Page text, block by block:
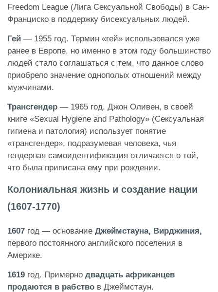
Freedom League (Лига Сексуальной Свободы) в Сан-
Франциско в поддержку бисексуальных людей.
Гей — 1955 год. Термин «гей» использовался уже
ранее в Европе, но именно в этом году большинство
людей стало соглашаться с тем, что данное слово
приобрело значение однополых отношений между
мужчинами.
Трансгендер — 1965 год. Джон Оливен, в своей
книге «Sexual Hygiene and Pathology» (Сексуальная
гигиена и патология) использует понятие
«трансгендер», подразумевая человека, чья
гендерная самоидентификация отличается о той,
что была приписана ему при рождении.
Колониальная жизнь и создание нации
(1607-1770)
1607 год — основание Джеймстауна, Вирджиния,
первого постоянного английского поселения в
Америке.
1619 год. Примерно двадцать африканцев
продаются в рабство в Джеймстаун.